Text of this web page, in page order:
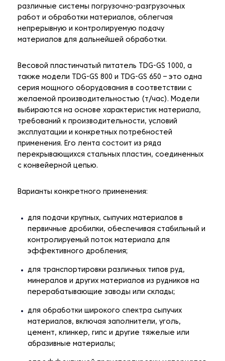
различные системы погрузочно-разгрузочных
работ и обработки материалов, облегчая
непрерывную и контролируемую подачу
материалов для дальнейшей обработки.
Весовой пластинчатый питатель TDG-GS 1000, а
также модели TDG-GS 800 и TDG-GS 650 – это одна
серия мощного оборудования в соответствии с
желаемой производительностью (т/час). Модели
выбираются на основе характеристик материала,
требований к производительности, условий
эксплуатации и конкретных потребностей
применения. Его лента состоит из ряда
перекрывающихся стальных пластин, соединенных
с конвейерной цепью.
Варианты конкретного применения:
для подачи крупных, сыпучих материалов в
первичные дробилки, обеспечивая стабильный и
контролируемый поток материала для
эффективного дробления;
для транспортировки различных типов руд,
минералов и других материалов из рудников на
перерабатывающие заводы или склады;
для обработки широкого спектра сыпучих
материалов, включая заполнители, уголь,
цемент, клинкер, гипс и другие тяжелые или
абразивные материалы;